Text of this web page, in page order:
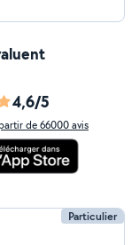
4,6/5
de 66000 avis
Particulier